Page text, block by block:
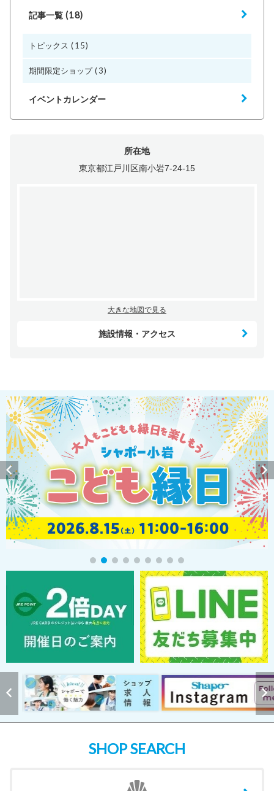
記事一覧 (18)
トピックス (15)
期間限定ショップ(3)
イベントカレンダー
所在地
東京都江戸川区南小岩7-24-15
大きな地図で見る
施設情報・アクセス
SHOP SEARCH